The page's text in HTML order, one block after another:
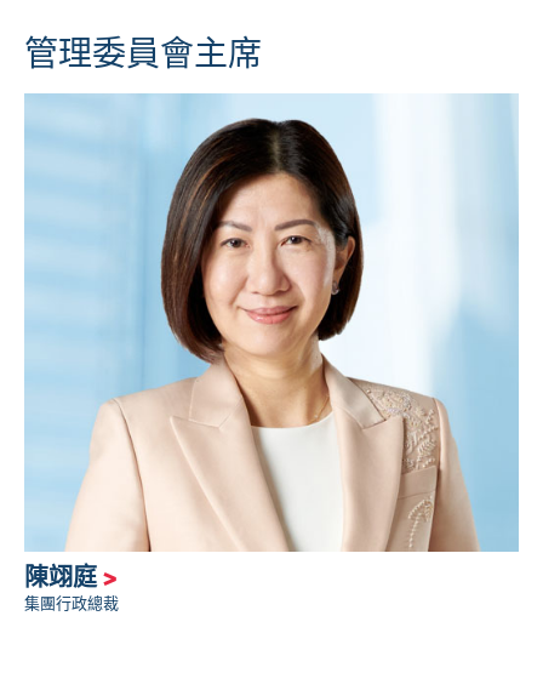
管理委員會主席
陳翊庭>
集團行政總裁